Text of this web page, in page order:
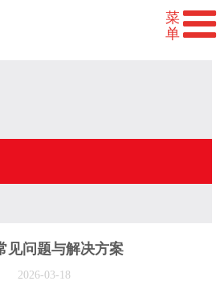
见问题与解决方案
2026-03-18